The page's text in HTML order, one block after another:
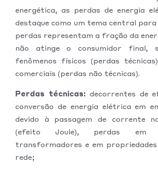
energética, as perdas de energia
destaque como um tema central para
perdas representam a fração da
não atinge o consumidor final,
fenômenos físicos (perdas
comerciais (perdas não técnicas).
Perdas técnicas:decorrentes de
conversão de energia elétrica em
devido à passagem de corrente
(efeito Joule), perdas em
transformadores e em
rede;